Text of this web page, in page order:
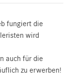
fungiert die
wird
auch für die
zu erwerben!